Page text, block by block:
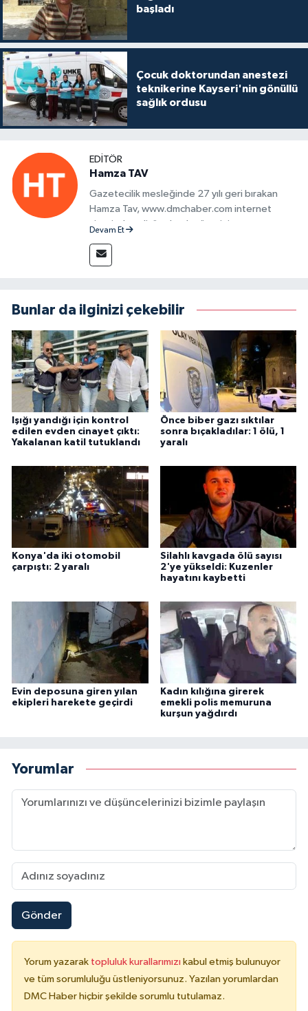
başladı
Çocuk doktorundan anestezi
teknikerine Kayseri'nin gönüllü
sağlık ordusu
EDITÖR
Hamza TAV
Gazetecilik mesleğinde 27 yılı geri bırakan
Hamza Tav, www.dmchaber.com internet
sitesinde editör olarak görevini
Devam Et
Bunlar da ilginizi çekebilir
Işığı yandığı için kontrol
edilen evden cinayet çıktı:
Yakalanan katil tutuklandı
Önce biber gazı sıktılar
sonra bıçakladılar: 1 ölü, 1
yaralı
Konya'da iki otomobil
çarpıştı: 2 yaralı
Silahlı kavgada ölü sayısı
2'ye yükseldi: Kuzenler
hayatını kaybetti
Evin deposuna giren yılan
ekipleri harekete geçirdi
Kadın kılığına girerek
emekli polis memuruna
kurşun yağdırdı
Yorumlar
Gönder
Yorum yazarak topluluk kurallarımızı kabul etmiş bulunuyor
ve tüm sorumluluğu üstleniyorsunuz. Yazılan yorumlardan
DMC Haber hiçbir şekilde sorumlu tutulamaz.